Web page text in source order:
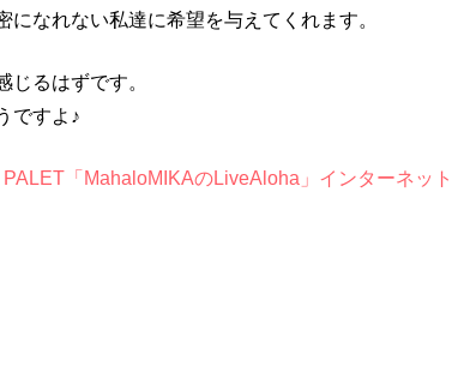
なれない私達に希望を与えてくれます。
るはずです。
ですよ♪
PALET「MahaloMIKAのLiveAloha」インターネット